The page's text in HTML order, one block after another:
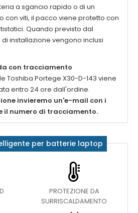
a sgancio rapido o di un
con viti, il pacco viene protetto con
Quando previsto dal
installazione vengono inclusi
con tracciamento
Toshiba Portege X30-D-143 viene
entro 24 ore dall'ordine.
invieremo un'e-mail con i
il numero di tracciamento.
per batterie laptop
PROTEZIONE DA
SURRISCALDAMENTO